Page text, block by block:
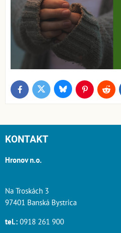
FacebookTwitter BlueskyPinterestReddit
KONTAKT
Hronov n.o.
Na Troskách 3
97401 Banská Bystrica
tel.: 0918 261 900